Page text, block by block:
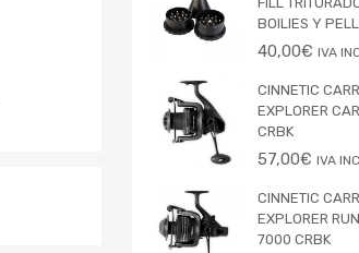
BOILIES Y
40,00€ IVA
CINNETIC
EXPLORER
CRBK
57,00€ IVA
CINNETIC
EXPLORER
7000 CRBK